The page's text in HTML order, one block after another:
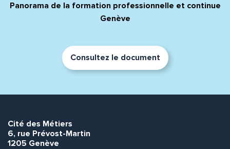
Panorama de la formation professionnelle et continue
Genève
Consultez le document
Cité des Métiers
6, rue Prévost-Martin
1205 Genève
Message*
Commentaire*